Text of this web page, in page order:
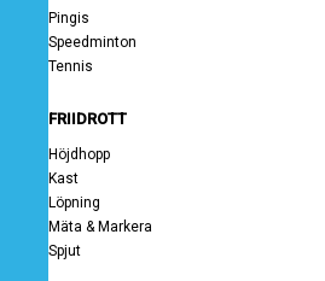
Pingis
Speedminton
Tennis
FRIIDROTT
Höjdhopp
Kast
Löpning
Mäta & Markera
Spjut